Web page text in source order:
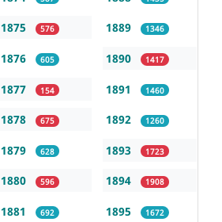
1875 576
1876 605
1877 154
1878 675
1879 628
1880 596
1881 692
1889 1346
1890 1417
1891 1460
1892 1260
1893 1723
1894 1908
1895 1672